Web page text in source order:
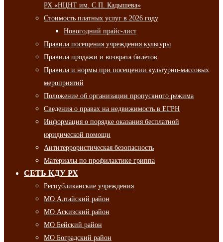
РХ «НЦНТ им. С.П. Кадышева»
Стоимость платных услуг в 2026 году
Новогодний прайс-лист
Правила посещения учреждения культуры
Правила продажи и возврата билетов
Правила и нормы при посещении культурно-массовых
мероприятий
Положение об организации пропускного режима
Сведения о правах на недвижимость в ЕГРН
Информация о порядке оказания бесплатной
юридической помощи
Антитеррористическая безопасность
Материалы по профилактике гриппа
СЕТЬ КДУ РХ
Республиканские учреждения
МО Алтайский район
МО Аскизский район
МО Бейский район
МО Боградский район